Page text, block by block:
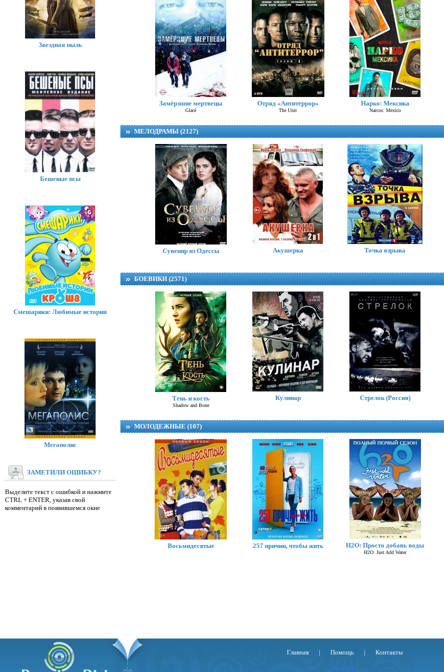
Офис (США)
Замёрзшие мертвецы
Glacé
Отряд «Антитеррор»
The Unit
Нарко: Мексика
Narcos: Mexico
МЕЛОДРАМЫ (2127)
Сувенир из Одессы Акушерка Точка взрыва
Клан вампиров
Kindred: The Embraced
БОЕВИКИ (2571)
Тень и кость
Shadow and Bone
Кулинар Стрелок (Россия)
Хелстром
МОЛОДЕЖНЫЕ (107)
Восьмидесятые 257 причин, чтобы жить H2O: Просто добавь воды
H2O: Just Add Water
Звездная пыль
Бешеные псы
Смешарики: Любимые истории
Мегаполис
ЗАМЕТИЛИ ОШИБКУ?
Выделите текст с ошибкой и нажмите
CTRL + ENTER, указав свой
комментарий в появившемся окне
Главная | Помощь | Контакты
19 : 26.81